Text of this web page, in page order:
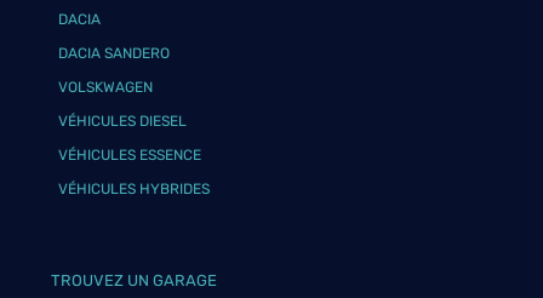
DACIA
DACIA SANDERO
VOLSKWAGEN
VÉHICULES DIESEL
VÉHICULES ESSENCE
VÉHICULES HYBRIDES
TROUVEZ UN GARAGE